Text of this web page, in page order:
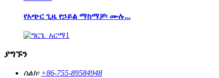
የአጭር ጊዜ የኃይል ማከማቻ፡ ሙሉ...
ያግኙን
ስልክ፡ +86-755-89584948